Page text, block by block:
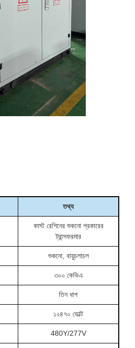
তথ্য
কাস্ট রেশিনের শুকনো প্রকারের
ট্রান্সফরমার
শুকনো, বায়ুচলাচল
৩০০ কেভিএ
তিন ধাপ
১২৪৭০ ভোল্ট
480Y/277V